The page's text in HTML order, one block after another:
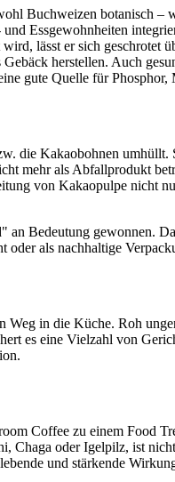
Buchweizen botanisch –
Essgewohnheiten
lässt er sich geschrotet
herstellen. Auch
gute Quelle für
die Kakaobohnen umhüllt.
mehr als Abfallprodukt
von Kakaopulpe nicht
Bedeutung gewonnen.
oder als nachhaltige
in die Küche. Roh
es eine Vielzahl von
Coffee zu einem Food
oder Igelpilz, ist
und stärkende